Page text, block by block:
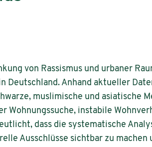
von Rassismus und urbaner
Deutschland. Anhand aktueller
muslimische und asiatische
Wohnungssuche, instabile
dass die systematische
Ausschlüsse sichtbar zu machen